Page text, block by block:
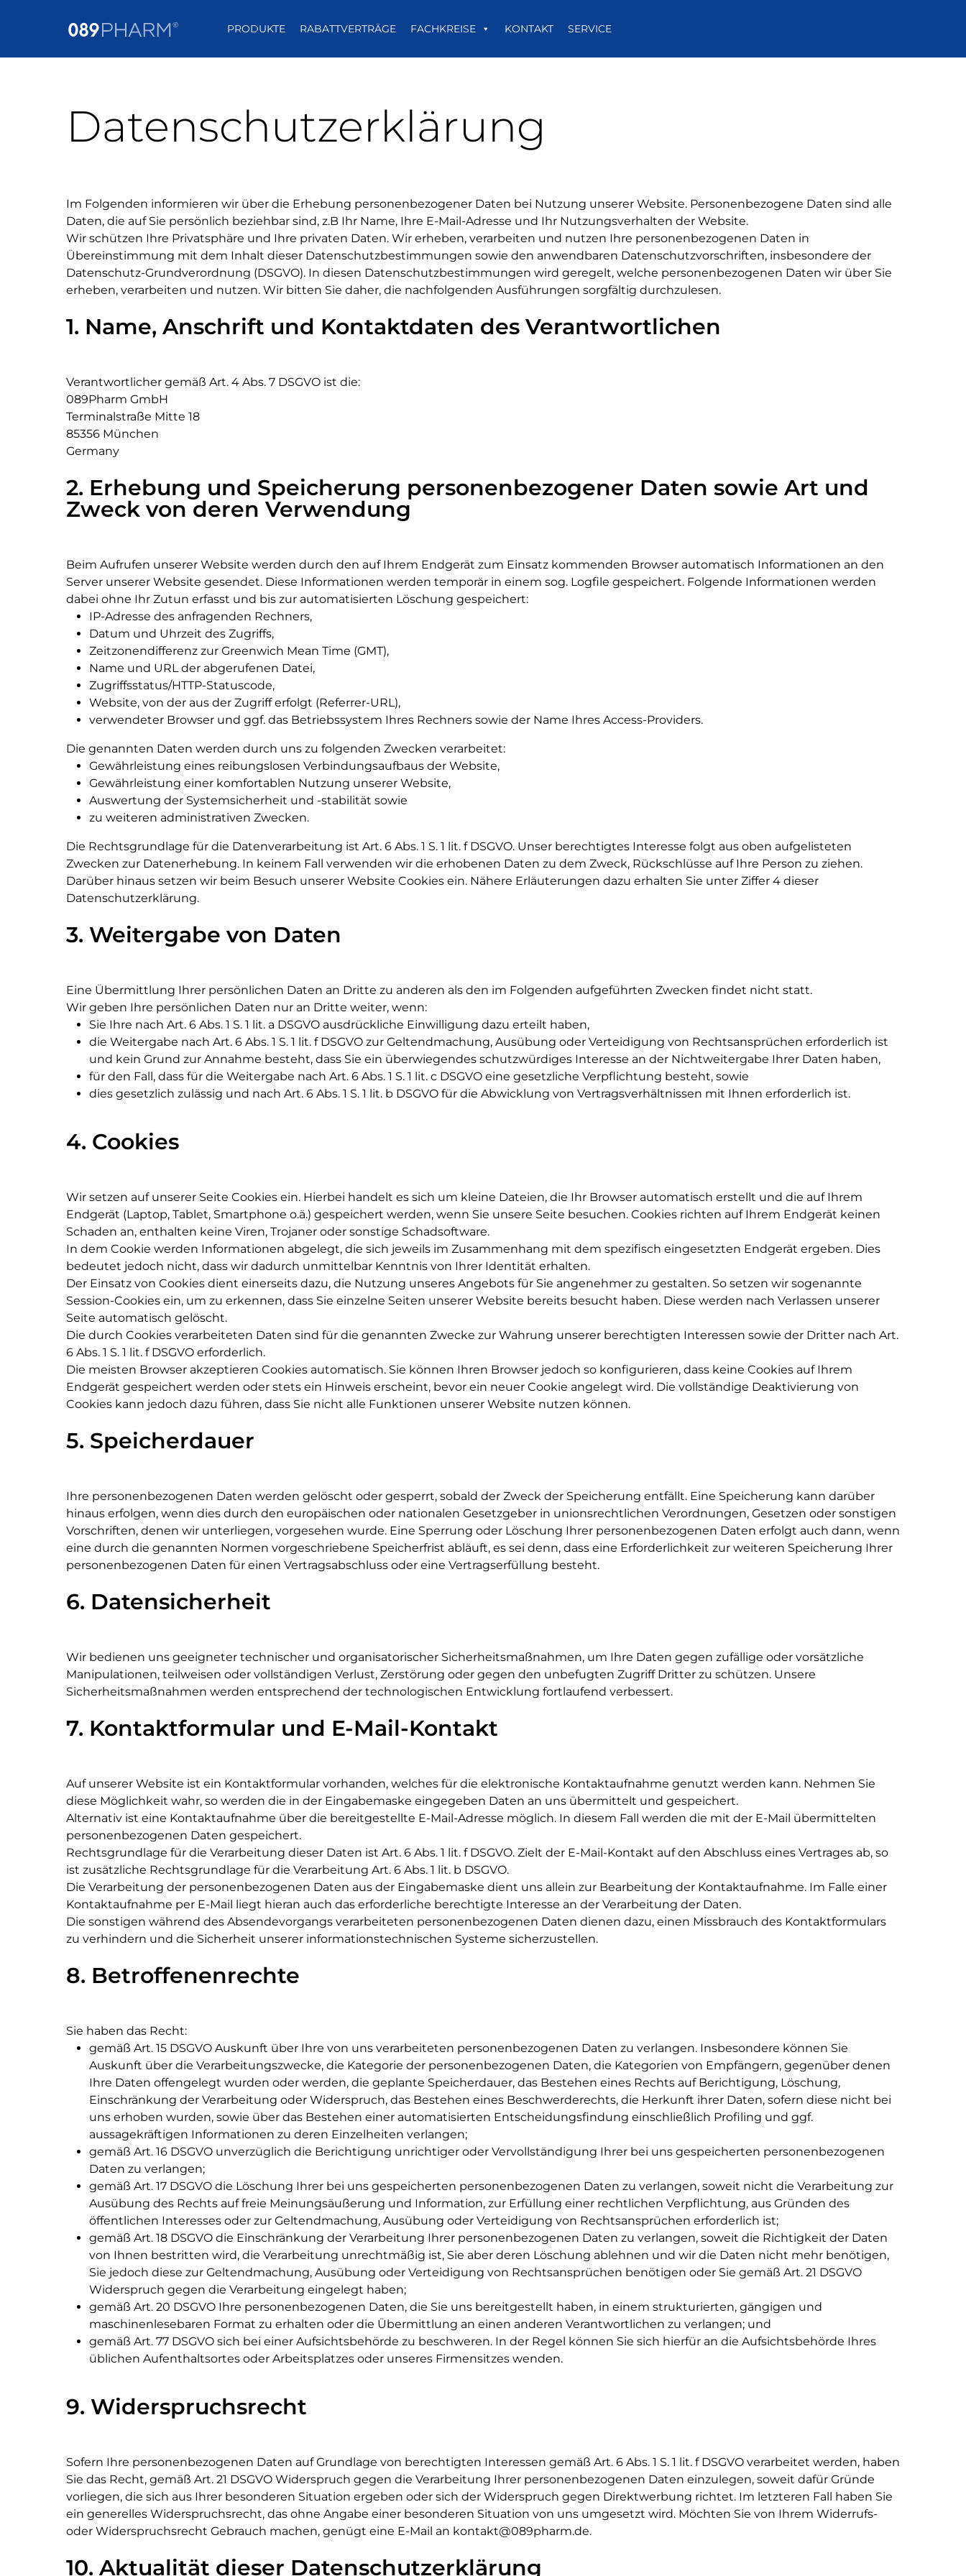
PRODUKTE RABATTVERTRÄGE FACHKREISE KONTAKT SERVICE
Datenschutzerklärung
Im Folgenden informieren wir über die Erhebung personenbezogener Daten bei Nutzung unserer Website. Personenbezogene Daten sind alle
Daten, die auf Sie persönlich beziehbar sind, z.B Ihr Name, Ihre E-Mail-Adresse und Ihr Nutzungsverhalten der Website.
Wir schützen Ihre Privatsphäre und Ihre privaten Daten. Wir erheben, verarbeiten und nutzen Ihre personenbezogenen Daten in
Übereinstimmung mit dem Inhalt dieser Datenschutzbestimmungen sowie den anwendbaren Datenschutzvorschriften, insbesondere der
Datenschutz-Grundverordnung (DSGVO). In diesen Datenschutzbestimmungen wird geregelt, welche personenbezogenen Daten wir über Sie
erheben, verarbeiten und nutzen. Wir bitten Sie daher, die nachfolgenden Ausführungen sorgfältig durchzulesen.
1. Name, Anschrift und Kontaktdaten des Verantwortlichen
Verantwortlicher gemäß Art. 4 Abs. 7 DSGVO ist die:
089Pharm GmbH
Terminalstraße Mitte 18
85356 München
Germany
2. Erhebung und Speicherung personenbezogener Daten sowie Art und
Zweck von deren Verwendung
Beim Aufrufen unserer Website werden durch den auf Ihrem Endgerät zum Einsatz kommenden Browser automatisch Informationen an den
Server unserer Website gesendet. Diese Informationen werden temporär in einem sog. Logfile gespeichert. Folgende Informationen werden
dabei ohne Ihr Zutun erfasst und bis zur automatisierten Löschung gespeichert:
IP-Adresse des anfragenden Rechners,
Datum und Uhrzeit des Zugriffs,
Zeitzonendifferenz zur Greenwich Mean Time (GMT),
Name und URL der abgerufenen Datei,
Zugriffsstatus/HTTP-Statuscode,
Website, von der aus der Zugriff erfolgt (Referrer-URL),
verwendeter Browser und ggf. das Betriebssystem Ihres Rechners sowie der Name Ihres Access-Providers.
Die genannten Daten werden durch uns zu folgenden Zwecken verarbeitet:
Gewährleistung eines reibungslosen Verbindungsaufbaus der Website,
Gewährleistung einer komfortablen Nutzung unserer Website,
Auswertung der Systemsicherheit und -stabilität sowie
zu weiteren administrativen Zwecken.
Die Rechtsgrundlage für die Datenverarbeitung ist Art. 6 Abs. 1 S. 1 lit. f DSGVO. Unser berechtigtes Interesse folgt aus oben aufgelisteten
Zwecken zur Datenerhebung. In keinem Fall verwenden wir die erhobenen Daten zu dem Zweck, Rückschlüsse auf Ihre Person zu ziehen.
Darüber hinaus setzen wir beim Besuch unserer Website Cookies ein. Nähere Erläuterungen dazu erhalten Sie unter Ziffer 4 dieser
Datenschutzerklärung.
3. Weitergabe von Daten
Eine Übermittlung Ihrer persönlichen Daten an Dritte zu anderen als den im Folgenden aufgeführten Zwecken findet nicht statt.
Wir geben Ihre persönlichen Daten nur an Dritte weiter, wenn:
Sie Ihre nach Art. 6 Abs. 1 S. 1 lit. a DSGVO ausdrückliche Einwilligung dazu erteilt haben,
die Weitergabe nach Art. 6 Abs. 1 S. 1 lit. f DSGVO zur Geltendmachung, Ausübung oder Verteidigung von Rechtsansprüchen erforderlich ist
und kein Grund zur Annahme besteht, dass Sie ein überwiegendes schutzwürdiges Interesse an der Nichtweitergabe Ihrer Daten haben,
für den Fall, dass für die Weitergabe nach Art. 6 Abs. 1 S. 1 lit. c DSGVO eine gesetzliche Verpflichtung besteht, sowie
dies gesetzlich zulässig und nach Art. 6 Abs. 1 S. 1 lit. b DSGVO für die Abwicklung von Vertragsverhältnissen mit Ihnen erforderlich ist.
4. Cookies
Wir setzen auf unserer Seite Cookies ein. Hierbei handelt es sich um kleine Dateien, die Ihr Browser automatisch erstellt und die auf Ihrem
Endgerät (Laptop, Tablet, Smartphone o.ä.) gespeichert werden, wenn Sie unsere Seite besuchen. Cookies richten auf Ihrem Endgerät keinen
Schaden an, enthalten keine Viren, Trojaner oder sonstige Schadsoftware.
In dem Cookie werden Informationen abgelegt, die sich jeweils im Zusammenhang mit dem spezifisch eingesetzten Endgerät ergeben. Dies
bedeutet jedoch nicht, dass wir dadurch unmittelbar Kenntnis von Ihrer Identität erhalten.
Der Einsatz von Cookies dient einerseits dazu, die Nutzung unseres Angebots für Sie angenehmer zu gestalten. So setzen wir sogenannte
Session-Cookies ein, um zu erkennen, dass Sie einzelne Seiten unserer Website bereits besucht haben. Diese werden nach Verlassen unserer
Seite automatisch gelöscht.
Die durch Cookies verarbeiteten Daten sind für die genannten Zwecke zur Wahrung unserer berechtigten Interessen sowie der Dritter nach Art.
6 Abs. 1 S. 1 lit. f DSGVO erforderlich.
Die meisten Browser akzeptieren Cookies automatisch. Sie können Ihren Browser jedoch so konfigurieren, dass keine Cookies auf Ihrem
Endgerät gespeichert werden oder stets ein Hinweis erscheint, bevor ein neuer Cookie angelegt wird. Die vollständige Deaktivierung von
Cookies kann jedoch dazu führen, dass Sie nicht alle Funktionen unserer Website nutzen können.
5. Speicherdauer
Ihre personenbezogenen Daten werden gelöscht oder gesperrt, sobald der Zweck der Speicherung entfällt. Eine Speicherung kann darüber
hinaus erfolgen, wenn dies durch den europäischen oder nationalen Gesetzgeber in unionsrechtlichen Verordnungen, Gesetzen oder sonstigen
Vorschriften, denen wir unterliegen, vorgesehen wurde. Eine Sperrung oder Löschung Ihrer personenbezogenen Daten erfolgt auch dann, wenn
eine durch die genannten Normen vorgeschriebene Speicherfrist abläuft, es sei denn, dass eine Erforderlichkeit zur weiteren Speicherung Ihrer
personenbezogenen Daten für einen Vertragsabschluss oder eine Vertragserfüllung besteht.
6. Datensicherheit
Wir bedienen uns geeigneter technischer und organisatorischer Sicherheitsmaßnahmen, um Ihre Daten gegen zufällige oder vorsätzliche
Manipulationen, teilweisen oder vollständigen Verlust, Zerstörung oder gegen den unbefugten Zugriff Dritter zu schützen. Unsere
Sicherheitsmaßnahmen werden entsprechend der technologischen Entwicklung fortlaufend verbessert.
7. Kontaktformular und E-Mail-Kontakt
Auf unserer Website ist ein Kontaktformular vorhanden, welches für die elektronische Kontaktaufnahme genutzt werden kann. Nehmen Sie
diese Möglichkeit wahr, so werden die in der Eingabemaske eingegeben Daten an uns übermittelt und gespeichert.
Alternativ ist eine Kontaktaufnahme über die bereitgestellte E-Mail-Adresse möglich. In diesem Fall werden die mit der E-Mail übermittelten
personenbezogenen Daten gespeichert.
Rechtsgrundlage für die Verarbeitung dieser Daten ist Art. 6 Abs. 1 lit. f DSGVO. Zielt der E-Mail-Kontakt auf den Abschluss eines Vertrages ab, so
ist zusätzliche Rechtsgrundlage für die Verarbeitung Art. 6 Abs. 1 lit. b DSGVO.
Die Verarbeitung der personenbezogenen Daten aus der Eingabemaske dient uns allein zur Bearbeitung der Kontaktaufnahme. Im Falle einer
Kontaktaufnahme per E-Mail liegt hieran auch das erforderliche berechtigte Interesse an der Verarbeitung der Daten.
Die sonstigen während des Absendevorgangs verarbeiteten personenbezogenen Daten dienen dazu, einen Missbrauch des Kontaktformulars
zu verhindern und die Sicherheit unserer informationstechnischen Systeme sicherzustellen.
8. Betroffenenrechte
Sie haben das Recht:
gemäß Art. 15 DSGVO Auskunft über Ihre von uns verarbeiteten personenbezogenen Daten zu verlangen. Insbesondere können Sie
Auskunft über die Verarbeitungszwecke, die Kategorie der personenbezogenen Daten, die Kategorien von Empfängern, gegenüber denen
Ihre Daten offengelegt wurden oder werden, die geplante Speicherdauer, das Bestehen eines Rechts auf Berichtigung, Löschung,
Einschränkung der Verarbeitung oder Widerspruch, das Bestehen eines Beschwerderechts, die Herkunft ihrer Daten, sofern diese nicht bei
uns erhoben wurden, sowie über das Bestehen einer automatisierten Entscheidungsfindung einschließlich Profiling und ggf.
aussagekräftigen Informationen zu deren Einzelheiten verlangen;
gemäß Art. 16 DSGVO unverzüglich die Berichtigung unrichtiger oder Vervollständigung Ihrer bei uns gespeicherten personenbezogenen
Daten zu verlangen;
gemäß Art. 17 DSGVO die Löschung Ihrer bei uns gespeicherten personenbezogenen Daten zu verlangen, soweit nicht die Verarbeitung zur
Ausübung des Rechts auf freie Meinungsäußerung und Information, zur Erfüllung einer rechtlichen Verpflichtung, aus Gründen des
öffentlichen Interesses oder zur Geltendmachung, Ausübung oder Verteidigung von Rechtsansprüchen erforderlich ist;
gemäß Art. 18 DSGVO die Einschränkung der Verarbeitung Ihrer personenbezogenen Daten zu verlangen, soweit die Richtigkeit der Daten
von Ihnen bestritten wird, die Verarbeitung unrechtmäßig ist, Sie aber deren Löschung ablehnen und wir die Daten nicht mehr benötigen,
Sie jedoch diese zur Geltendmachung, Ausübung oder Verteidigung von Rechtsansprüchen benötigen oder Sie gemäß Art. 21 DSGVO
Widerspruch gegen die Verarbeitung eingelegt haben;
gemäß Art. 20 DSGVO Ihre personenbezogenen Daten, die Sie uns bereitgestellt haben, in einem strukturierten, gängigen und
maschinenlesebaren Format zu erhalten oder die Übermittlung an einen anderen Verantwortlichen zu verlangen; und
gemäß Art. 77 DSGVO sich bei einer Aufsichtsbehörde zu beschweren. In der Regel können Sie sich hierfür an die Aufsichtsbehörde Ihres
üblichen Aufenthaltsortes oder Arbeitsplatzes oder unseres Firmensitzes wenden.
9. Widerspruchsrecht
Sofern Ihre personenbezogenen Daten auf Grundlage von berechtigten Interessen gemäß Art. 6 Abs. 1 S. 1 lit. f DSGVO verarbeitet werden, haben
Sie das Recht, gemäß Art. 21 DSGVO Widerspruch gegen die Verarbeitung Ihrer personenbezogenen Daten einzulegen, soweit dafür Gründe
vorliegen, die sich aus Ihrer besonderen Situation ergeben oder sich der Widerspruch gegen Direktwerbung richtet. Im letzteren Fall haben Sie
ein generelles Widerspruchsrecht, das ohne Angabe einer besonderen Situation von uns umgesetzt wird. Möchten Sie von Ihrem Widerrufs-
oder Widerspruchsrecht Gebrauch machen, genügt eine E-Mail an kontakt@089pharm.de.
10. Aktualität dieser Datenschutzerklärung